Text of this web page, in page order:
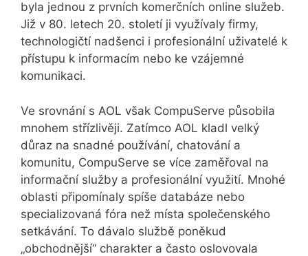
byla jednou z prvních komerčních online služeb.
Již v 80. letech 20. století ji využívaly firmy,
technologičtí nadšenci i profesionální uživatelé k
přístupu k informacím nebo ke vzájemné
komunikaci.
Ve srovnání s AOL však CompuServe působila
mnohem střízlivěji. Zatímco AOL kladl velký
důraz na snadné používání, chatování a
komunitu, CompuServe se více zaměřoval na
informační služby a profesionální využití. Mnohé
oblasti připomínaly spíše databáze nebo
specializovaná fóra než místa společenského
setkávání. To dávalo službě poněkud
„obchodnější“ charakter a často oslovovala